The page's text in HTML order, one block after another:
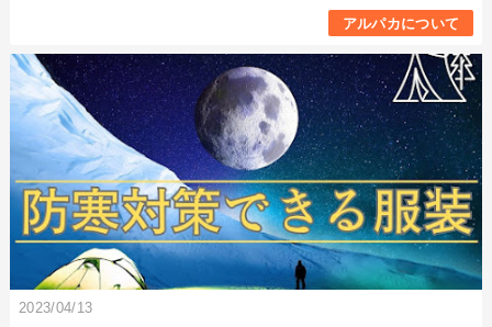
アルパカについて
2023/04/13